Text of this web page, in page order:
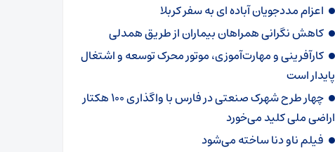
اعزام مددجویان آباده ای به سفر کربلا
کاهش نگرانی همراهان بیماران از طریق همدلی
کارآفرینی و مهارت‌آموزی، موتور محرک توسعه و اشتغال
پایدار است
چهار طرح شهرک صنعتی در فارس با واگذاری ۱۰۰ هکتار
اراضی ملی کلید می‌خورد
فیلم ناو دنا ساخته‌ می‌شود